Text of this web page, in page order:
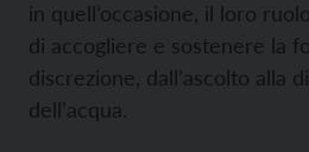
in quell’occasione, il loro
di accogliere e sostenere la
discrezione, dall’ascolto alla
dell’acqua.